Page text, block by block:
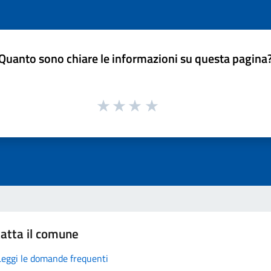
sono chiare le informazioni su questa
il comune
le domande frequenti